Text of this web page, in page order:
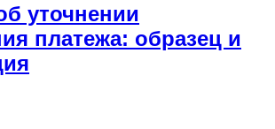
уточнении
платежа: образец и